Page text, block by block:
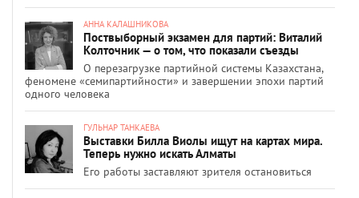
АННА КАЛАШНИКОВА
Поствыборный экзамен для партий: Виталий
Колточник — о том, что показали съезды
О перезагрузке партийной системы Казахстана,
феномене «семипартийности» и завершении эпохи партий
одного человека
ГУЛЬНАР ТАНКАЕВА
Выставки Билла Виолы ищут на картах мира.
Теперь нужно искать Алматы
Его работы заставляют зрителя остановиться